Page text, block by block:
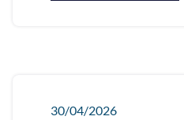
30/04/2026